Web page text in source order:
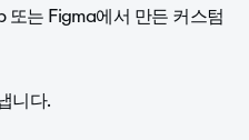
는 Figma에서 만든 커스텀
니다.